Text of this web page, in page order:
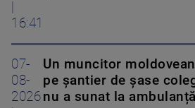
16:41
07-
08-
2026
Un muncitor
pe șantier de șase
nu a sunat la